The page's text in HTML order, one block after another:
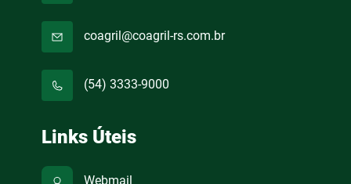
coagril@coagril-rs.com.br
(54) 3333-9000
Links Úteis
Webmail